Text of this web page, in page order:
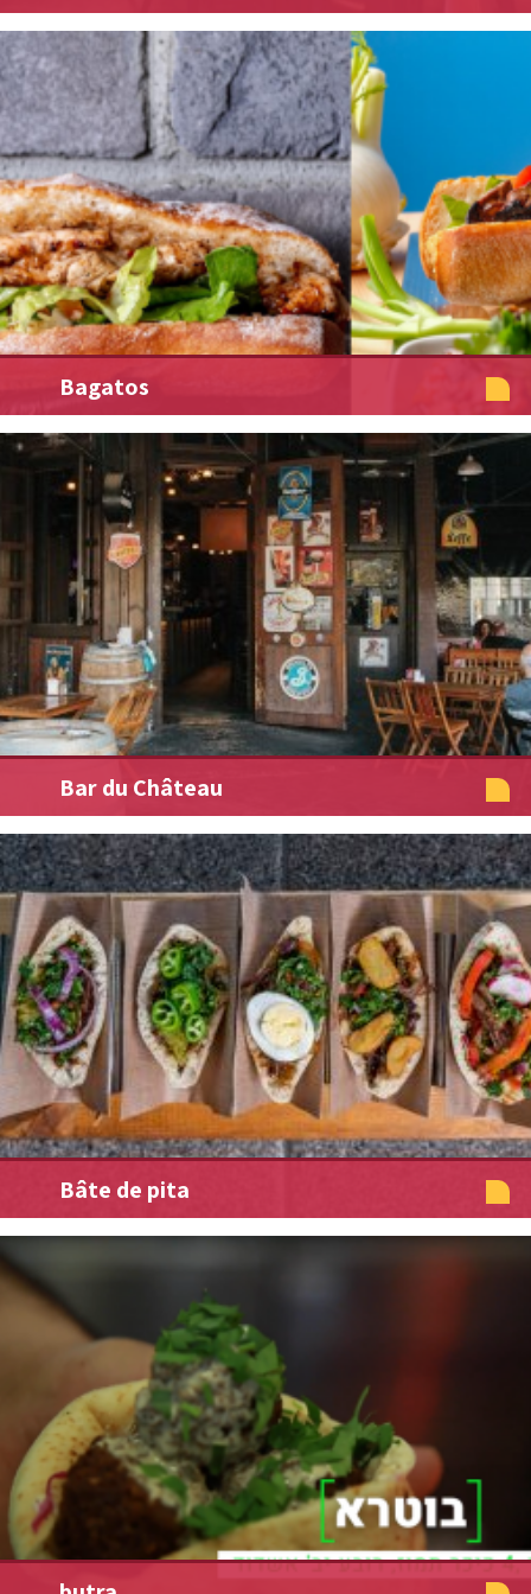
Bagatos
Bar du Château
Bâte de pita